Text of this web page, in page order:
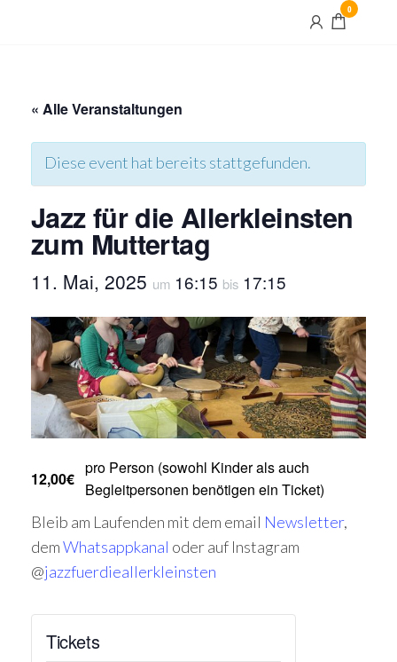
0
« Alle Veranstaltungen
Diese event hat bereits stattgefunden.
Jazz für die Allerkleinsten
zum Muttertag
11. Mai, 2025 um 16:15 bis 17:15
12,00€
pro Person (sowohl Kinder als auch
Begleitpersonen benötigen ein Ticket)
Bleib am Laufenden mit dem email Newsletter,
demWhatsappkanal oder auf Instagram
@jazzfuerdieallerkleinsten
Tickets